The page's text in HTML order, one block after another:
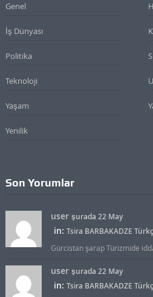
Genel
İş Dünyası
Politika
Teknoloji
Yaşam
Yenilik
Son Yorumlar
user şurada 22 May
in: Tsira BARBAKADZE
Gürcistan şarap Türizmide
user şurada 22 May
in: Tsira BARBAKADZE